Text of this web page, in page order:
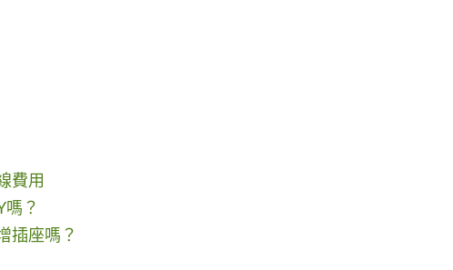
費用
嗎？
插座嗎？